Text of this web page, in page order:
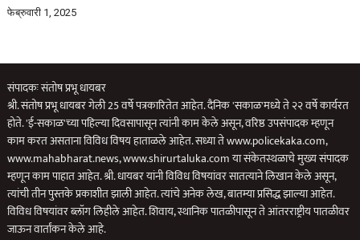
फेब्रुवारी 1, 2025
संपादकः संतोष प्रभू धायबर
श्री. संतोष प्रभू धायबर गेली 25 वर्षे पत्रकारितेत आहेत. दैनिक 'सकाळ'मध्ये ते २२ वर्षे कार्यरत
होते. 'ई-सकाळ'च्या पहिल्या दिवसापासून त्यांनी काम केले असून, वरिष्ठ उपसंपादक म्हणून
काम करत असताना विविध विषय हाताळले आहेत. सध्या ते www.policekaka.com,
www.mahabharat.news, www.shirurtaluka.com या संकेतस्थळाचे मुख्य संपादक
म्हणून काम पाहात आहेत. श्री. धायबर यांनी विविध विषयांवर सातत्याने लिखान केले असून,
त्यांची तीन पुस्तके प्रकाशीत झाली आहेत. त्यांचे अनेक लेख, बातम्या प्रसिद्ध झाल्या आहेत.
विविध विषयांवर ब्लॉग लिहीले आहेत. शिवाय, स्थानिक पातळीपासून ते आंतरराष्ट्रीय पातळीवर
जाऊन वार्तांकन केले आहे.